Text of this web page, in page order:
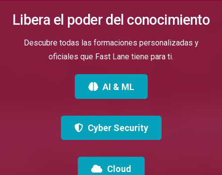
Libera el poder del conocimiento
Descubre todas las formaciones personalizadas y
oficiales que Fast Lane tiene para ti.
AI & ML
Cyber Security
Cloud